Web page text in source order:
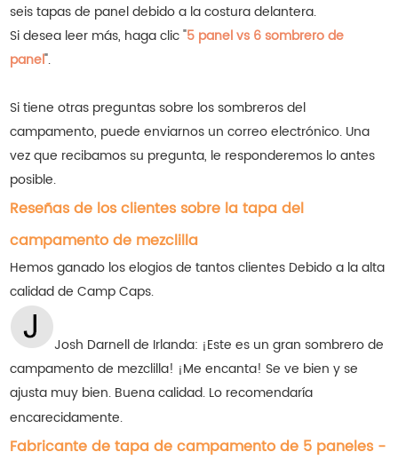
seis tapas de panel debido a la costura delantera.
Si desea leer más, haga clic "5 panel vs 6 sombrero de
panel".
Si tiene otras preguntas sobre los sombreros del
campamento, puede enviarnos un correo electrónico. Una
vez que recibamos su pregunta, le responderemos lo antes
posible.
Reseñas de los clientes sobre la tapa del
campamento de mezclilla
Hemos ganado los elogios de tantos clientes Debido a la alta
calidad de Camp Caps.
Josh Darnell de Irlanda: ¡Este es un gran sombrero de
campamento de mezclilla! ¡Me encanta! Se ve bien y se
ajusta muy bien. Buena calidad. Lo recomendaría
encarecidamente.
Fabricante de tapa de campamento de 5 paneles -